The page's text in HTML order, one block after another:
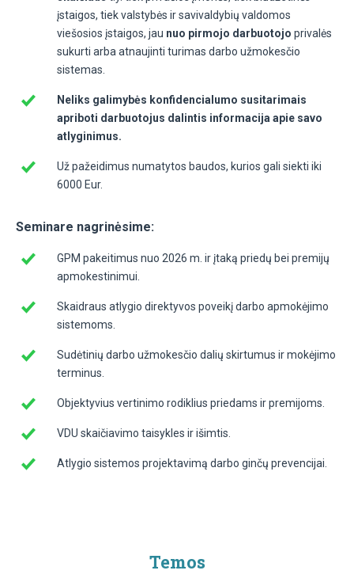
įstaigos, tiek valstybės ir savivaldybių valdomos
viešosios įstaigos, jau nuo pirmojo darbuotojo privalės
sukurti arba atnaujinti turimas darbo užmokesčio
sistemas.
Neliks galimybės konfidencialumo susitarimais
apriboti darbuotojus dalintis informacija apie savo
atlyginimus.
Už pažeidimus numatytos baudos, kurios gali siekti iki
6000 Eur.
Seminare nagrinėsime:
GPM pakeitimus nuo 2026 m. ir įtaką priedų bei premijų
apmokestinimui.
Skaidraus atlygio direktyvos poveikį darbo apmokėjimo
sistemoms.
Sudėtinių darbo užmokesčio dalių skirtumus ir mokėjimo
terminus.
Objektyvius vertinimo rodiklius priedams ir premijoms.
VDU skaičiavimo taisykles ir išimtis.
Atlygio sistemos projektavimą darbo ginčų prevencijai.
Temos